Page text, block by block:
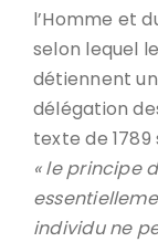
l’Homme et
selon lequel
détiennent
délégation
texte de
« le principe
individu ne